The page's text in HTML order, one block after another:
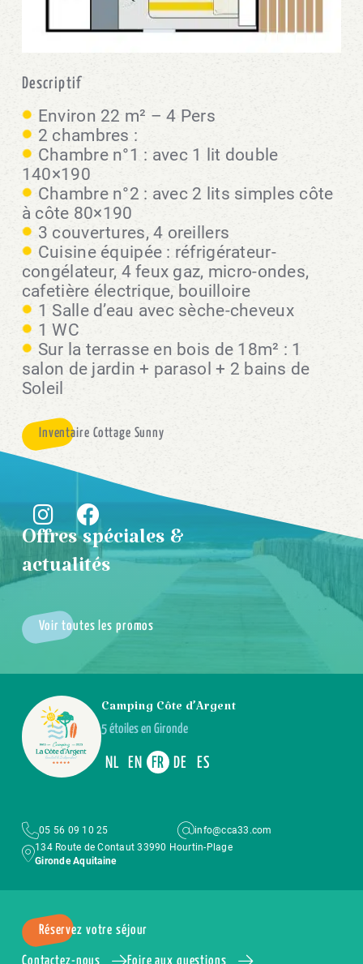
Descriptif
Environ 22 m² – 4 Pers
2 chambres :
Chambre n°1 : avec 1 lit double
140×190
Chambre n°2 : avec 2 lits simples côte
à côte 80×190
3 couvertures, 4 oreillers
Cuisine équipée : réfrigérateur-
congélateur, 4 feux gaz, micro-ondes,
cafetière électrique, bouilloire
1 Salle d’eau avec sèche-cheveux
1 WC
Sur la terrasse en bois de 18m² : 1
salon de jardin + parasol + 2 bains de
Soleil
Inventaire Cottage Sunny
Offres spéciales &
actualités
Voir toutes les promos
Camping Côte d’Argent
5 étoiles en Gironde
NL EN FR DE ES
05 56 09 10 25
info@cca33.com
134 Route de Contaut 33990 Hourtin-Plage
Gironde Aquitaine
Réservez votre séjour
Contactez-nous Foire aux questions